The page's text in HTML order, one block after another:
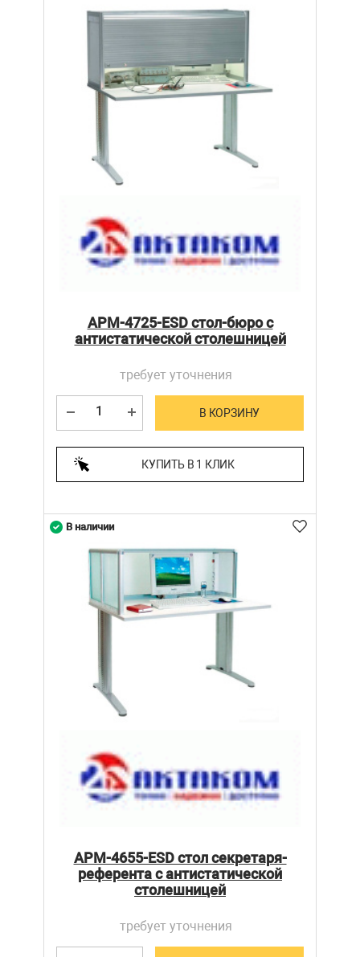
АРМ-4725-ESD стол-бюро с
антистатической столешницей
требует уточнения
В КОРЗИНУ
КУПИТЬ В 1 КЛИК
АРМ-4655-ESD стол секретаря-
референта с антистатической
столешницей
требует уточнения
В наличии